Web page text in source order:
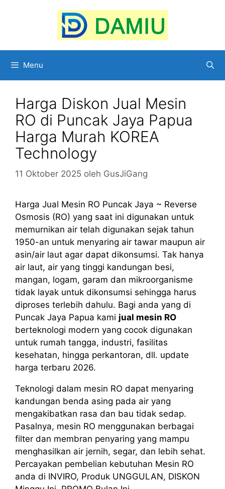
Menu
Harga Diskon Jual Mesin
RO di Puncak Jaya Papua
Harga Murah KOREA
Technology
11 Oktober 2025 oleh GusJiGang
Harga Jual Mesin RO Puncak Jaya ~ Reverse
Osmosis (RO) yang saat ini digunakan untuk
memurnikan air telah digunakan sejak tahun
1950-an untuk menyaring air tawar maupun air
asin/air laut agar dapat dikonsumsi. Tak hanya
air laut, air yang tinggi kandungan besi,
mangan, logam, garam dan mikroorganisme
tidak layak untuk dikonsumsi sehingga harus
diproses terlebih dahulu. Bagi anda yang di
Puncak Jaya Papua kami jual mesin RO
berteknologi modern yang cocok digunakan
untuk rumah tangga, industri, fasilitas
kesehatan, hingga perkantoran, dll. update
harga terbaru 2026.
Teknologi dalam mesin RO dapat menyaring
kandungan benda asing pada air yang
mengakibatkan rasa dan bau tidak sedap.
Pasalnya, mesin RO menggunakan berbagai
filter dan membran penyaring yang mampu
menghasilkan air jernih, segar, dan lebih sehat.
Percayakan pembelian kebutuhan Mesin RO
anda di INVIRO, Produk UNGGULAN, DISKON